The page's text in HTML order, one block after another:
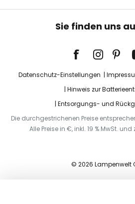
Sie finden uns
Datenschutz-Einstellungen
Hinweis zur
Entsorgungs- und
Die durchgestrichenen Preise
Alle Preise in €, inkl. 19 % MwSt.
© 2026 Lampenwelt